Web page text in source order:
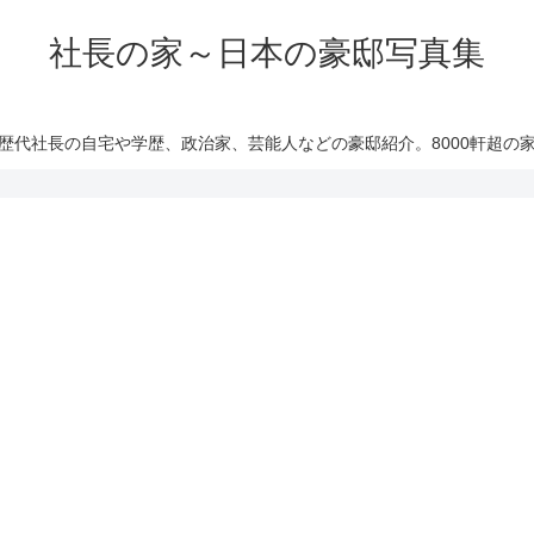
社長の家～日本の豪邸写真集
代社長の自宅や学歴、政治家、芸能人などの豪邸紹介。8000軒超の家